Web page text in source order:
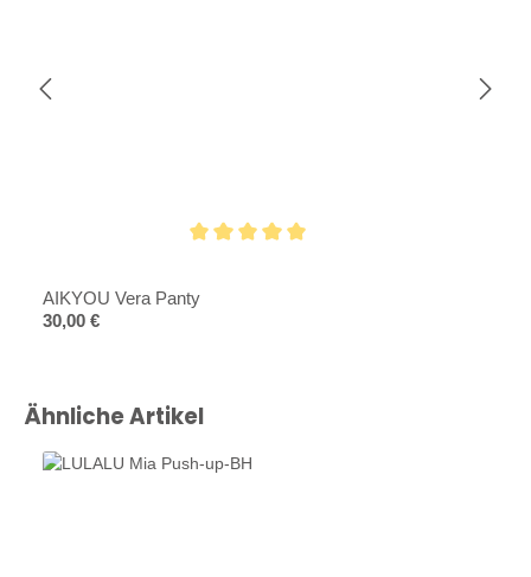
AIKYOU Vera Panty
Regulärer Preis:
30,00 €
Produktgalerie überspringen
Ähnliche Artikel